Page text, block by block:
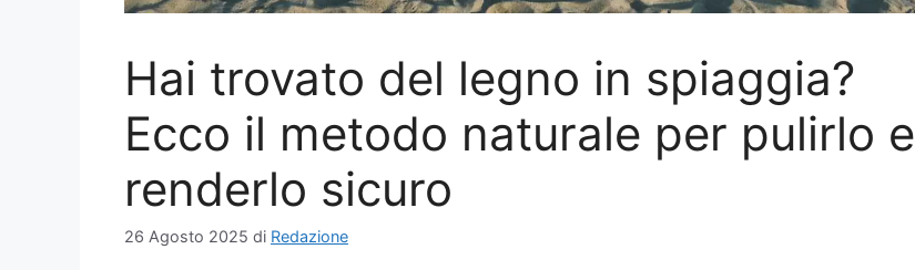
Hai trovato del legno in spiaggia?
Ecco il metodo naturale per pulirlo e
renderlo sicuro
26 Agosto 2025 di Redazione